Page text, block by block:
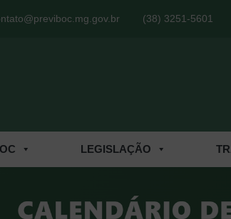
(38) 3251-5601
LEGISLAÇÃO